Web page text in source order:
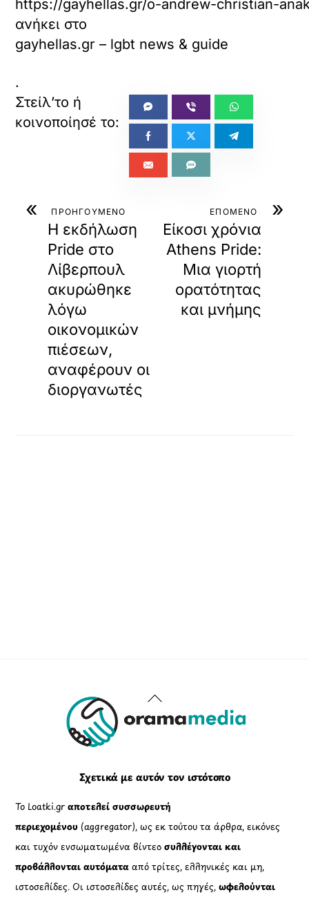
https://gayhellas.gr/o-andrew-christian-
ανήκει στο
gayhellas.gr – lgbt news & guide
.
« ΠΡΟΗΓΟΥΜΕΝΟ
Η εκδήλωση
Pride στο
Λίβερπουλ
ακυρώθηκε
λόγω
οικονομικών
πιέσεων,
αναφέρουν οι
διοργανωτές
»
ΕΠΟΜΕΝΟ
Eίκοσι χρόνια
Athens Pride:
Mια γιορτή
ορατότητας
και μνήμης
Back
To
Σχετικά με αυτόν τον ιστότοπο
Το Loatki.grαποτελεί συσσωρευτή
περιεχομένου (aggregator), ως εκ τούτου τα άρθρα, εικόνες
και τυχόν ενσωματωμένα βίντεοσυλλέγονται και
προβάλλονται αυτόματααπό τρίτες, ελληνικές και μη,
ιστοσελίδες. Οι ιστοσελίδες αυτές, ως πηγές,ωφελούνται